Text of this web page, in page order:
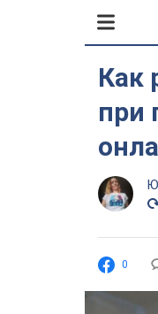
Как
при
0